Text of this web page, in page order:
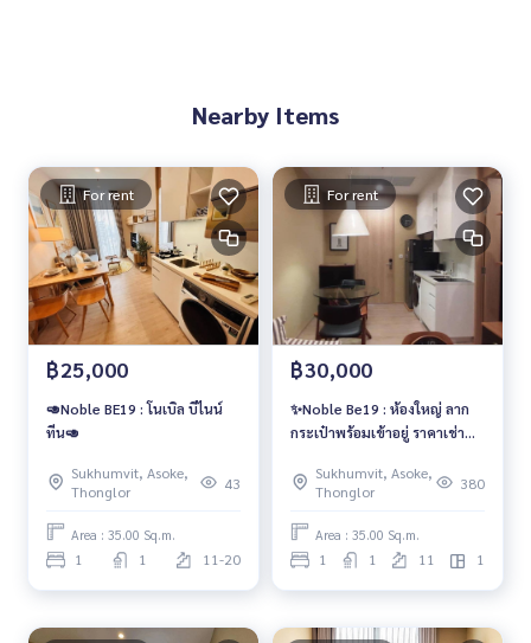
Nearby Items
For rent
฿25,000
🥑Noble BE19 : โนเบิล บีไนน์
ทีน🥑
Sukhumvit, Asoke,
Thonglor
43
Area : 35.00 Sq.m.
1 1 11-20
For rent
฿30,000
✨Noble Be19 : ห้องใหญ่ ลาก
กระเป๋าพร้อมเข้าอยู่ ราคาเช่า
Sukhumvit, Asoke,
Thonglor
380
Area : 35.00 Sq.m.
1 1 11 1